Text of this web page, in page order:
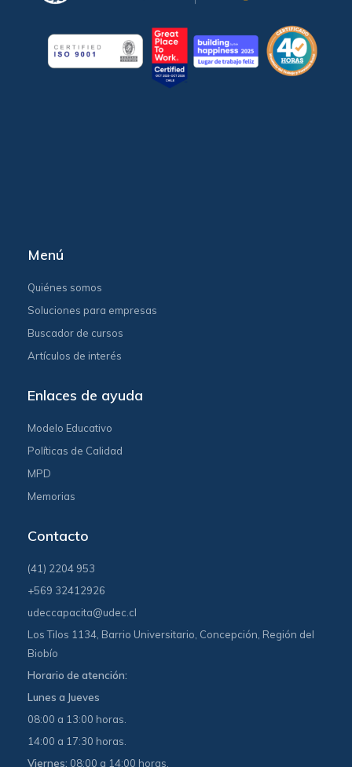
Menú
Quiénes somos
Soluciones para empresas
Buscador de cursos
Artículos de interés
Enlaces de ayuda
Modelo Educativo
Políticas de Calidad
MPD
Memorias
Contacto
(41) 2204 953
+569 32412926
udeccapacita@udec.cl
Los Tilos 1134, Barrio Universitario, Concepción, Región del
Biobío
Horario de atención:
Lunes a Jueves
08:00 a 13:00 horas.
14:00 a 17:30 horas.
Viernes: 08:00 a 14:00 horas.